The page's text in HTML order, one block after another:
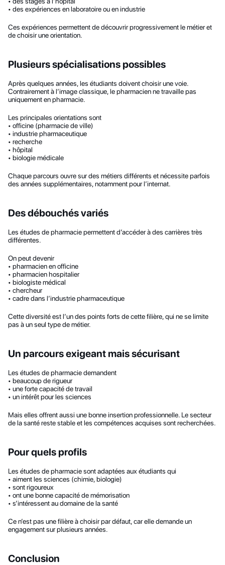
• des expériences en laboratoire ou en industrie
Ces expériences permettent de découvrir progressivement le métier et
de choisir une orientation.
Plusieurs spécialisations possibles
Après quelques années, les étudiants doivent choisir une voie.
Contrairement à l’image classique, le pharmacien ne travaille pas
uniquement en pharmacie.
Les principales orientations sont
• officine (pharmacie de ville)
• industrie pharmaceutique
• recherche
• hôpital
• biologie médicale
Chaque parcours ouvre sur des métiers différents et nécessite parfois
des années supplémentaires, notamment pour l’internat.
Des débouchés variés
Les études de pharmacie permettent d’accéder à des carrières très
différentes.
On peut devenir
• pharmacien en officine
• pharmacien hospitalier
• biologiste médical
• chercheur
• cadre dans l’industrie pharmaceutique
Cette diversité est l’un des points forts de cette filière, qui ne se limite
pas à un seul type de métier.
Un parcours exigeant mais sécurisant
Les études de pharmacie demandent
• beaucoup de rigueur
• une forte capacité de travail
• un intérêt pour les sciences
Mais elles offrent aussi une bonne insertion professionnelle. Le secteur
de la santé reste stable et les compétences acquises sont recherchées.
Pour quels profils
Les études de pharmacie sont adaptées aux étudiants qui
• aiment les sciences (chimie, biologie)
• sont rigoureux
• ont une bonne capacité de mémorisation
• s’intéressent au domaine de la santé
Ce n’est pas une filière à choisir par défaut, car elle demande un
engagement sur plusieurs années.
Conclusion